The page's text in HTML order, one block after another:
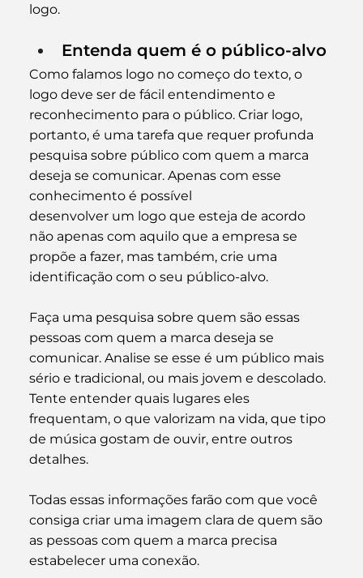
logo.
Entenda quem é o público-alvo
Como falamos logo no começo do texto, o
logo deve ser de fácil entendimento e
reconhecimento para o público. Criar logo,
portanto, é uma tarefa que requer profunda
pesquisa sobre público com quem a marca
deseja se comunicar. Apenas com esse
conhecimento é possível
desenvolver um logo que esteja de acordo
não apenas com aquilo que a empresa se
propõe a fazer, mas também, crie uma
identificação com o seu público-alvo.
Faça uma pesquisa sobre quem são essas
pessoas com quem a marca deseja se
comunicar. Analise se esse é um público mais
sério e tradicional, ou mais jovem e descolado.
Tente entender quais lugares eles
frequentam, o que valorizam na vida, que tipo
de música gostam de ouvir, entre outros
detalhes.
Todas essas informações farão com que você
consiga criar uma imagem clara de quem são
as pessoas com quem a marca precisa
estabelecer uma conexão.